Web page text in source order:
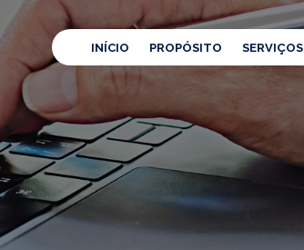
INÍCIO PROPÓSITO SERVIÇOS